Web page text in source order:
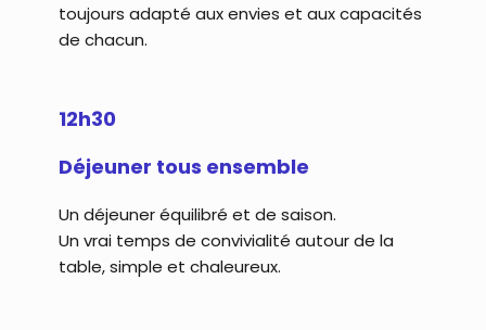
toujours adapté aux envies et aux capacités
de chacun.
12h30
Déjeuner tous ensemble
Un déjeuner équilibré et de saison.
Un vrai temps de convivialité autour de la
table, simple et chaleureux.